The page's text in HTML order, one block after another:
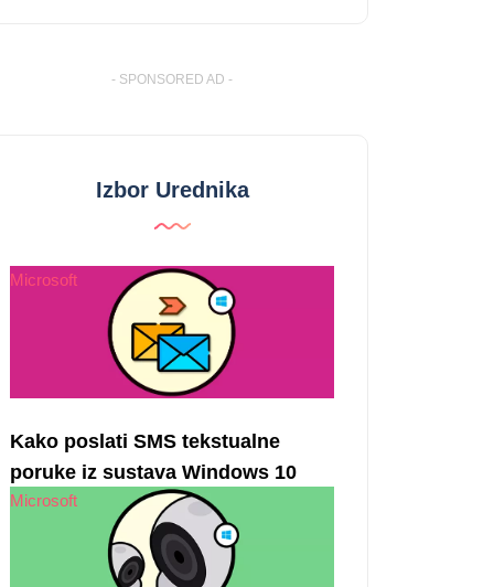
- SPONSORED AD -
Izbor Urednika
Microsoft
Kako poslati SMS tekstualne
poruke iz sustava Windows 10
Microsoft